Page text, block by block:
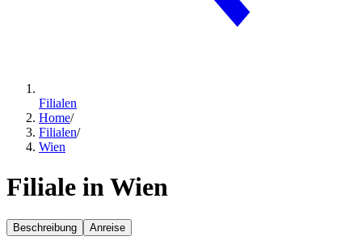
Filialen
Home/
Filialen/
Wien
Filiale in Wien
Beschreibung Anreise